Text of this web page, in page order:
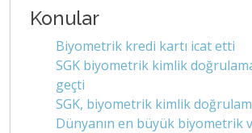
Konular
Biyometrik kredi kartı icat etti
SGK biyometrik kimlik
geçti
SGK, biyometrik kimlik
Dünyanın en büyük biyometrik